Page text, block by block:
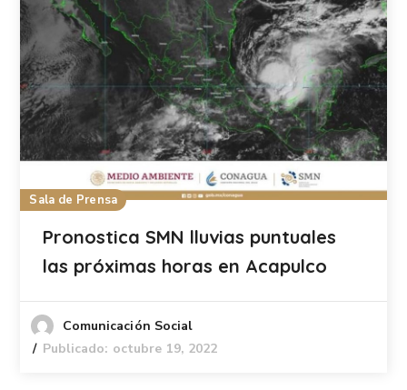
Sala de Prensa
Pronostica SMN lluvias puntuales
las próximas horas en Acapulco
Comunicación Social
Publicado: octubre 19, 2022